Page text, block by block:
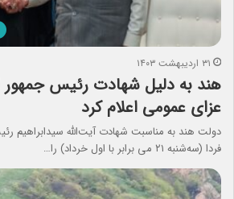
۳۱ اردیبهشت ۱۴۰۳
هند به دلیل شهادت رئیس جمهور
عزای عمومی اعلام کرد
دولت هند به مناسبت شهادت آیت‌الله سیدابراهیم
فردا (سه‌شنبه ۲۱ می برابر با اول خرداد) را…